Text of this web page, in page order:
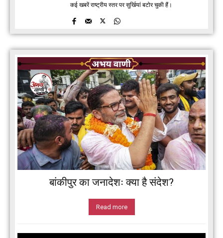
कई खबरें राष्ट्रीय स्तर पर सुर्खियां बटोर चुकी हैं।
बांकीपुर का जनादेशः क्या है संदेश?
Read more